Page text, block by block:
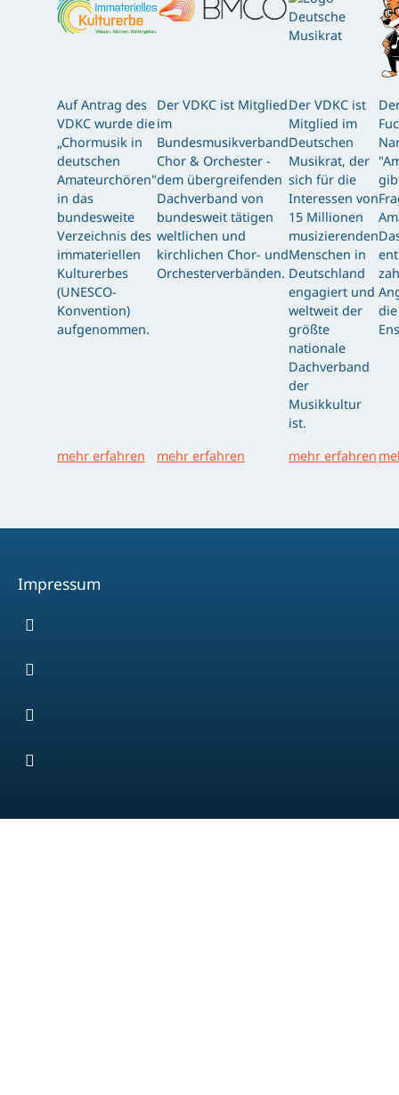
Auf Antrag des
VDKC wurde die
„Chormusik in
deutschen
Amateurchören"
in das
bundesweite
Verzeichnis des
immateriellen
Kulturerbes
(UNESCO-
Konvention)
aufgenommen.
mehr erfahren
Der VDKC ist Mitglied
im
Bundesmusikverband
Chor & Orchester -
dem übergreifenden
Dachverband von
bundesweit tätigen
weltlichen und
kirchlichen Chor- und
Orchesterverbänden.
mehr erfahren
Der VDKC ist
Mitglied im
Deutschen
Musikrat, der
sich für die
Interessen von
15 Millionen
musizierenden
Menschen in
Deutschland
engagiert und
weltweit der
größte
nationale
Dachverband
der
Musikkultur
ist.
mehr erfahren
die
Impressum